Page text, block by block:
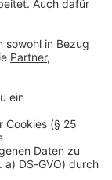
930-180104/4